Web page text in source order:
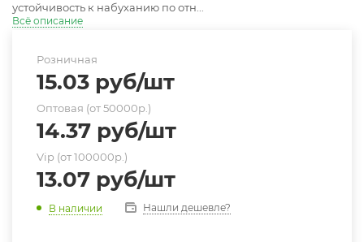
устойчивость к набуханию по отн...
Всё описание
Розничная
15.03 руб/шт
Оптовая (от 50000р.)
14.37 руб/шт
Vip (от 100000р.)
13.07 руб/шт
В наличии Нашли дешевле?